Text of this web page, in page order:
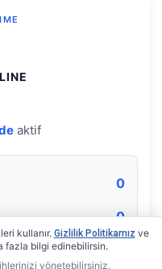
aktif
0
0
kullanır. Gizlilik Politikamız ve
fazla bilgi edinebilirsin.
yönetebilirsiniz.